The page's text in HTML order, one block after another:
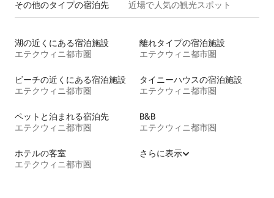
その他のタ⁠イ⁠プ⁠の宿⁠泊⁠先 近場で人気の観光スポット
湖の近くにある宿泊施設
エテクウィニ都市圏
離れタイプの宿泊施設
エテクウィニ都市圏
ビーチの近くにある宿泊施設
エテクウィニ都市圏
タイニーハウスの宿泊施設
エテクウィニ都市圏
ペットと泊まれる宿泊先
エテクウィニ都市圏
B&B
エテクウィニ都市圏
ホテルの客室
エテクウィニ都市圏
さらに表示